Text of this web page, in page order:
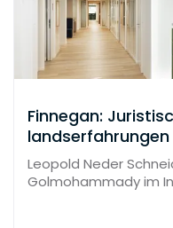
Finnegan:
on
Leopold Neder
Golmohammady im